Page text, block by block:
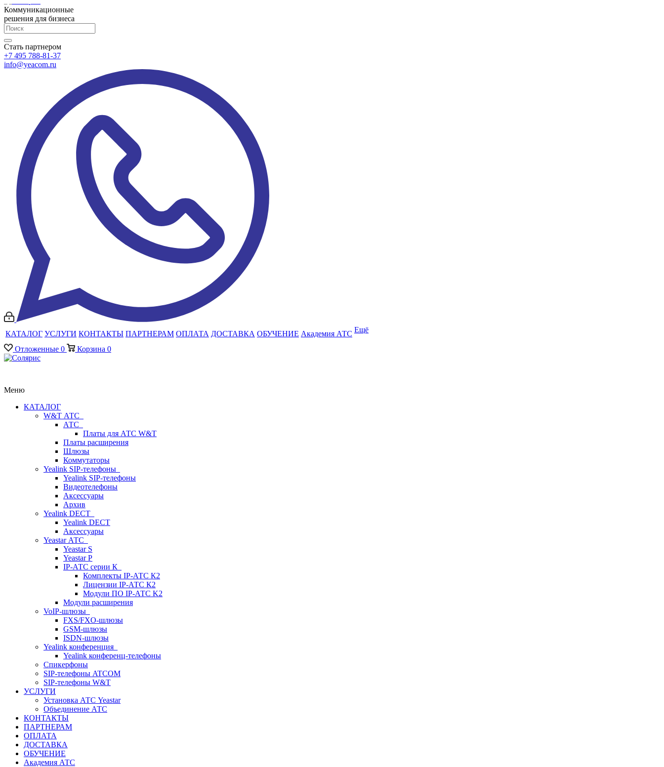
Коммуникационные
решения для бизнеса
Стать партнером
+7 495 788-81-37
info@yeacom.ru
КАТАЛОГ УСЛУГИ КОНТАКТЫ ПАРТНЕРАМ ОПЛАТА ДОСТАВКА ОБУЧЕНИЕ Академия АТС Ещё
Отложенные 0 Корзина 0
Меню
КАТАЛОГ
W&T АТС
АТС
Платы для АТС W&T
Платы расширения
Шлюзы
Коммутаторы
Yealink SIP-телефоны
Yealink SIP-телефоны
Видеотелефоны
Аксессуары
Архив
Yealink DECT
Yealink DECT
Аксессуары
Yeastar АТС
Yeastar S
Yeastar P
IP-АТС серии К
Комплекты IP-АТС К2
Лицензии IP-АТС К2
Модули ПО IP-АТС K2
Модули расширения
VoIP-шлюзы
FXS/FXO-шлюзы
GSM-шлюзы
ISDN-шлюзы
Yealink конференция
Yealink конференц-телефоны
Спикерфоны
SIP-телефоны ATCOM
SIP-телефоны W&T
УСЛУГИ
Установка АТС Yeastar
Объединение АТС
КОНТАКТЫ
ПАРТНЕРАМ
ОПЛАТА
ДОСТАВКА
ОБУЧЕНИЕ
Академия АТС